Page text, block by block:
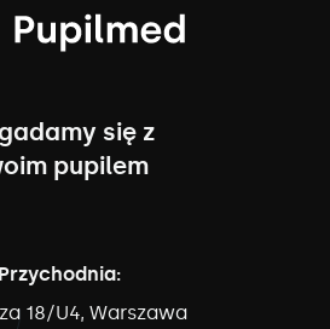
się z
pupilem
Przychodnia:
18/U4, Warszawa